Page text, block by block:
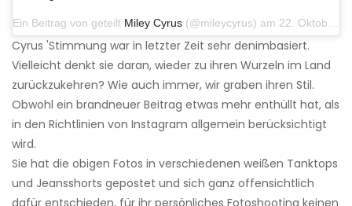
Ein Beitrag von geteilt Miley Cyrus (@mileycyrus) am 22. Oktober 2019 um 11:39 Uhr PDT
Cyrus 'Stimmung war in letzter Zeit sehr denimbasiert.
Vielleicht denkt sie daran, wieder zu ihren Wurzeln im Land
zurückzukehren? Wie auch immer, wir graben ihren Stil.
Obwohl ein brandneuer Beitrag etwas mehr enthüllt hat, als
in den Richtlinien von Instagram allgemein berücksichtigt
wird.
Sie hat die obigen Fotos in verschiedenen weißen Tanktops
und Jeansshorts gepostet und sich ganz offensichtlich